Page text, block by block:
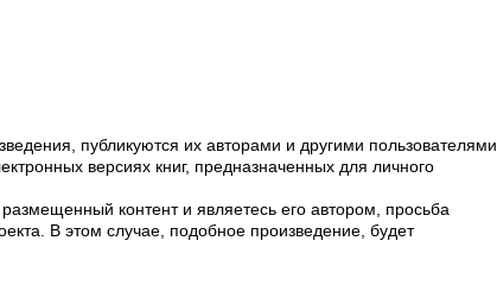
публикуются их авторами и другими пользователями,
версиях книг, предназначенных для личного
контент и являетесь его автором, просьба
В этом случае, подобное произведение, будет